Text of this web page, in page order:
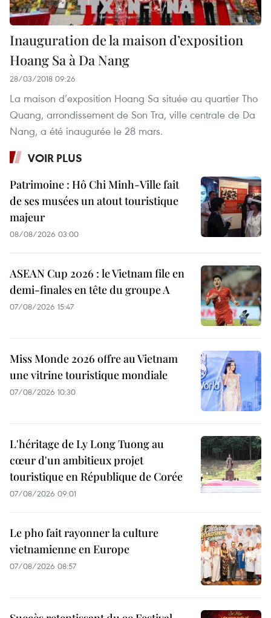
Inauguration de la maison d’exposition
Hoang Sa à Da Nang
28/03/2018 09:26
La maison d’exposition Hoang Sa située au quartier Tho
Quang, arrondissement de Son Tra, ville centrale de Da
Nang, a été inaugurée le 28 mars.
VOIR PLUS
Patrimoine : Hô Chi Minh-Ville fait
de ses musées un atout touristique
majeur
08/08/2026 03:00
ASEAN Cup 2026 : le Vietnam file en
demi-finales en tête du groupe A
07/08/2026 15:47
Miss Monde 2026 offre au Vietnam
une vitrine touristique mondiale
07/08/2026 10:30
L'héritage de Ly Long Tuong au
cœur d'un ambitieux projet
touristique en République de Corée
07/08/2026 09:01
Le pho fait rayonner la culture
vietnamienne en Europe
07/08/2026 08:57